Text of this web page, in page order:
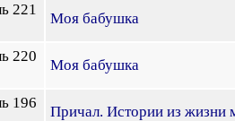
221
Моя бабушка
220
Моя бабушка
196
Причал. Истории из жизни